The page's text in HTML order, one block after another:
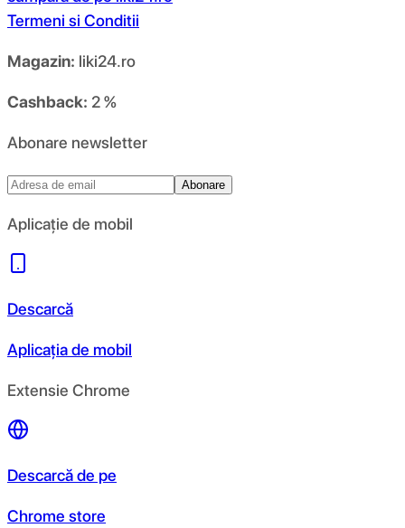
Termeni si Conditii
Magazin: liki24.ro
Cashback: 2 %
Abonare newsletter
Abonare
Aplicație de mobil
Descarcă
Aplicația de mobil
Extensie Chrome
Descarcă de pe
Chrome store